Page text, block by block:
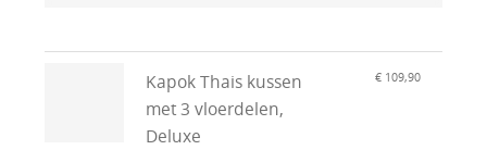
Kapok Thais kussen
met 3 vloerdelen,
Deluxe
€ 109,90